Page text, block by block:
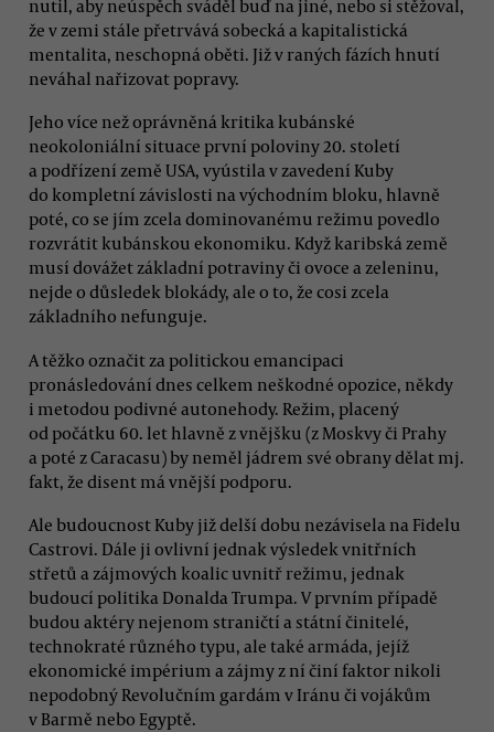
nutil, aby neúspěch sváděl buď na jiné, nebo si stěžoval,
že v zemi stále přetrvává sobecká a kapitalistická
mentalita, neschopná oběti. Již v raných fázích hnutí
neváhal nařizovat popravy.
Jeho více než oprávněná kritika kubánské
neokoloniální situace první poloviny 20. století
a podřízení země USA, vyústila v zavedení Kuby
do kompletní závislosti na východním bloku, hlavně
poté, co se jím zcela dominovanému režimu povedlo
rozvrátit kubánskou ekonomiku. Když karibská země
musí dovážet základní potraviny či ovoce a zeleninu,
nejde o důsledek blokády, ale o to, že cosi zcela
základního nefunguje.
A těžko označit za politickou emancipaci
pronásledování dnes celkem neškodné opozice, někdy
i metodou podivné autonehody. Režim, placený
od počátku 60. let hlavně z vnějšku (z Moskvy či Prahy
a poté z Caracasu) by neměl jádrem své obrany dělat mj.
fakt, že disent má vnější podporu.
Ale budoucnost Kuby již delší dobu nezávisela na Fidelu
Castrovi. Dále ji ovlivní jednak výsledek vnitřních
střetů a zájmových koalic uvnitř režimu, jednak
budoucí politika Donalda Trumpa. V prvním případě
budou aktéry nejenom straničtí a státní činitelé,
technokraté různého typu, ale také armáda, jejíž
ekonomické impérium a zájmy z ní činí faktor nikoli
nepodobný Revolučním gardám v Iránu či vojákům
v Barmě nebo Egyptě.